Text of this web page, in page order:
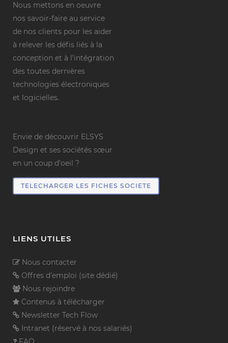
Nous mettons en oeuvre
nos savoir-faire au service
de nos clients pour les aider
à relever les défis liés à la
conception et à l’intégration
des toutes dernières
technologies électroniques
et logicielles.
Envie de découvrir ELSYS
Design et ses sociétés sœur
en un coup d’oeil ?
TELECHARGER LES FICHES SOCIETE
LIENS UTILES
Nous contacter
Offres d'emploi (site dédié)
Nous rejoindre
Contenus à télécharger
Newsletter Tech Flow
Intranet (réservé à nos salariés)